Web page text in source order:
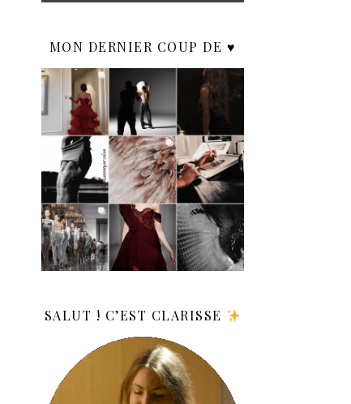
MON DERNIER COUP DE ♥️
SALUT ! C’EST CLARISSE